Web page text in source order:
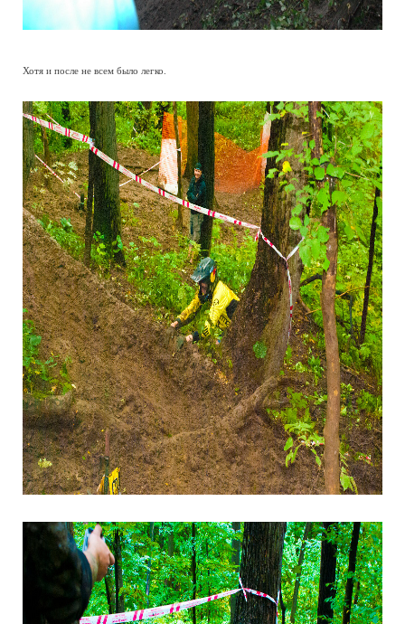
Хотя и после не всем было легко.